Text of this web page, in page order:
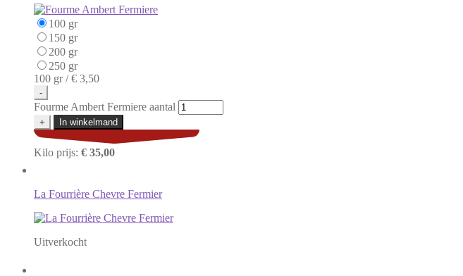
100 gr
150 gr
200 gr
250 gr
100 gr /€ 3,50
-
Fourme Ambert Fermiere aantal
+ In winkelmand
Kilo prijs: € 35,00
La Fourrière Chevre Fermier
Uitverkocht